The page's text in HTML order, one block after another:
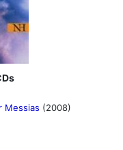
Messias (2008)